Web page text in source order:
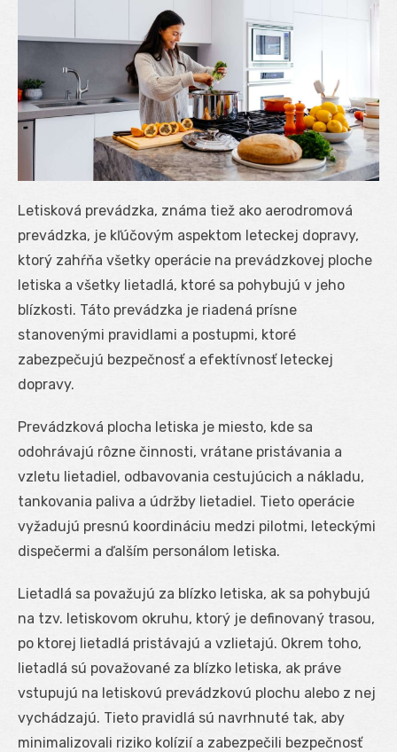
Letisková prevádzka, známa tiež ako aerodromová
prevádzka, je kľúčovým aspektom leteckej dopravy,
ktorý zahŕňa všetky operácie na prevádzkovej ploche
letiska a všetky lietadlá, ktoré sa pohybujú v jeho
blízkosti. Táto prevádzka je riadená prísne
stanovenými pravidlami a postupmi, ktoré
zabezpečujú bezpečnosť a efektívnosť leteckej
dopravy.
Prevádzková plocha letiska je miesto, kde sa
odohrávajú rôzne činnosti, vrátane pristávania a
vzletu lietadiel, odbavovania cestujúcich a nákladu,
tankovania paliva a údržby lietadiel. Tieto operácie
vyžadujú presnú koordináciu medzi pilotmi, leteckými
dispečermi a ďalším personálom letiska.
Lietadlá sa považujú za blízko letiska, ak sa pohybujú
na tzv. letiskovom okruhu, ktorý je definovaný trasou,
po ktorej lietadlá pristávajú a vzlietajú. Okrem toho,
lietadlá sú považované za blízko letiska, ak práve
vstupujú na letiskovú prevádzkovú plochu alebo z nej
vychádzajú. Tieto pravidlá sú navrhnuté tak, aby
minimalizovali riziko kolízií a zabezpečili bezpečnosť